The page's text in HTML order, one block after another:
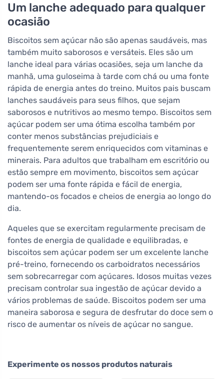
Um lanche adequado para qualquer
ocasião
Biscoitos sem açúcar não são apenas saudáveis, mas
também muito saborosos e versáteis. Eles são um
lanche ideal para várias ocasiões, seja um lanche da
manhã, uma guloseima à tarde com chá ou uma fonte
rápida de energia antes do treino. Muitos pais buscam
lanches saudáveis para seus filhos, que sejam
saborosos e nutritivos ao mesmo tempo. Biscoitos sem
açúcar podem ser uma ótima escolha também por
conter menos substâncias prejudiciais e
frequentemente serem enriquecidos com vitaminas e
minerais. Para adultos que trabalham em escritório ou
estão sempre em movimento, biscoitos sem açúcar
podem ser uma fonte rápida e fácil de energia,
mantendo-os focados e cheios de energia ao longo do
dia.
Aqueles que se exercitam regularmente precisam de
fontes de energia de qualidade e equilibradas, e
biscoitos sem açúcar podem ser um excelente lanche
pré-treino, fornecendo os carboidratos necessários
sem sobrecarregar com açúcares. Idosos muitas vezes
precisam controlar sua ingestão de açúcar devido a
vários problemas de saúde. Biscoitos podem ser uma
maneira saborosa e segura de desfrutar do doce sem o
risco de aumentar os níveis de açúcar no sangue.
Experimente os nossos produtos naturais